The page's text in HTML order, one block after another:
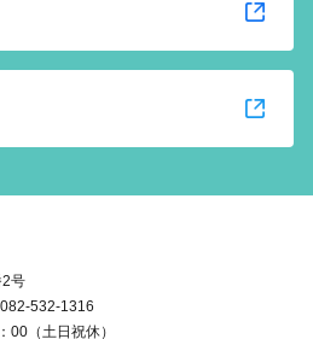
2号
532-1316
（土日祝休）